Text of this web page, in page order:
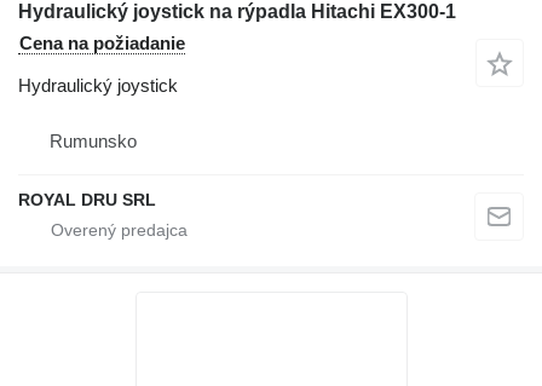
Hydraulický joystick na rýpadla Hitachi EX300-1
Cena na požiadanie
Hydraulický joystick
Rumunsko
ROYAL DRU SRL